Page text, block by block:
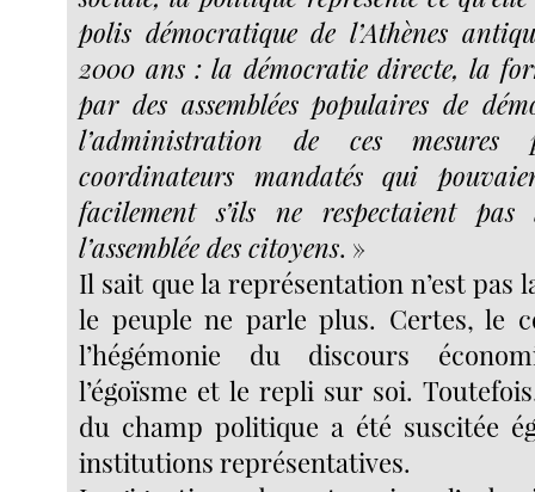
polis démocratique de l’Athènes
2000 ans : la démocratie directe, la
par des assemblées populaires de
l’administration de ces
coordinateurs mandatés qui
facilement s’ils ne respectaient pas
l’assemblée des citoyens. »
Il sait que la représentation n’est pas
le peuple ne parle plus. Certes, le
l’hégémonie du discours
l’égoïsme et le repli sur soi.
du champ politique a été suscitée
institutions représentatives.